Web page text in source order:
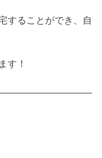
することができ、自
す！